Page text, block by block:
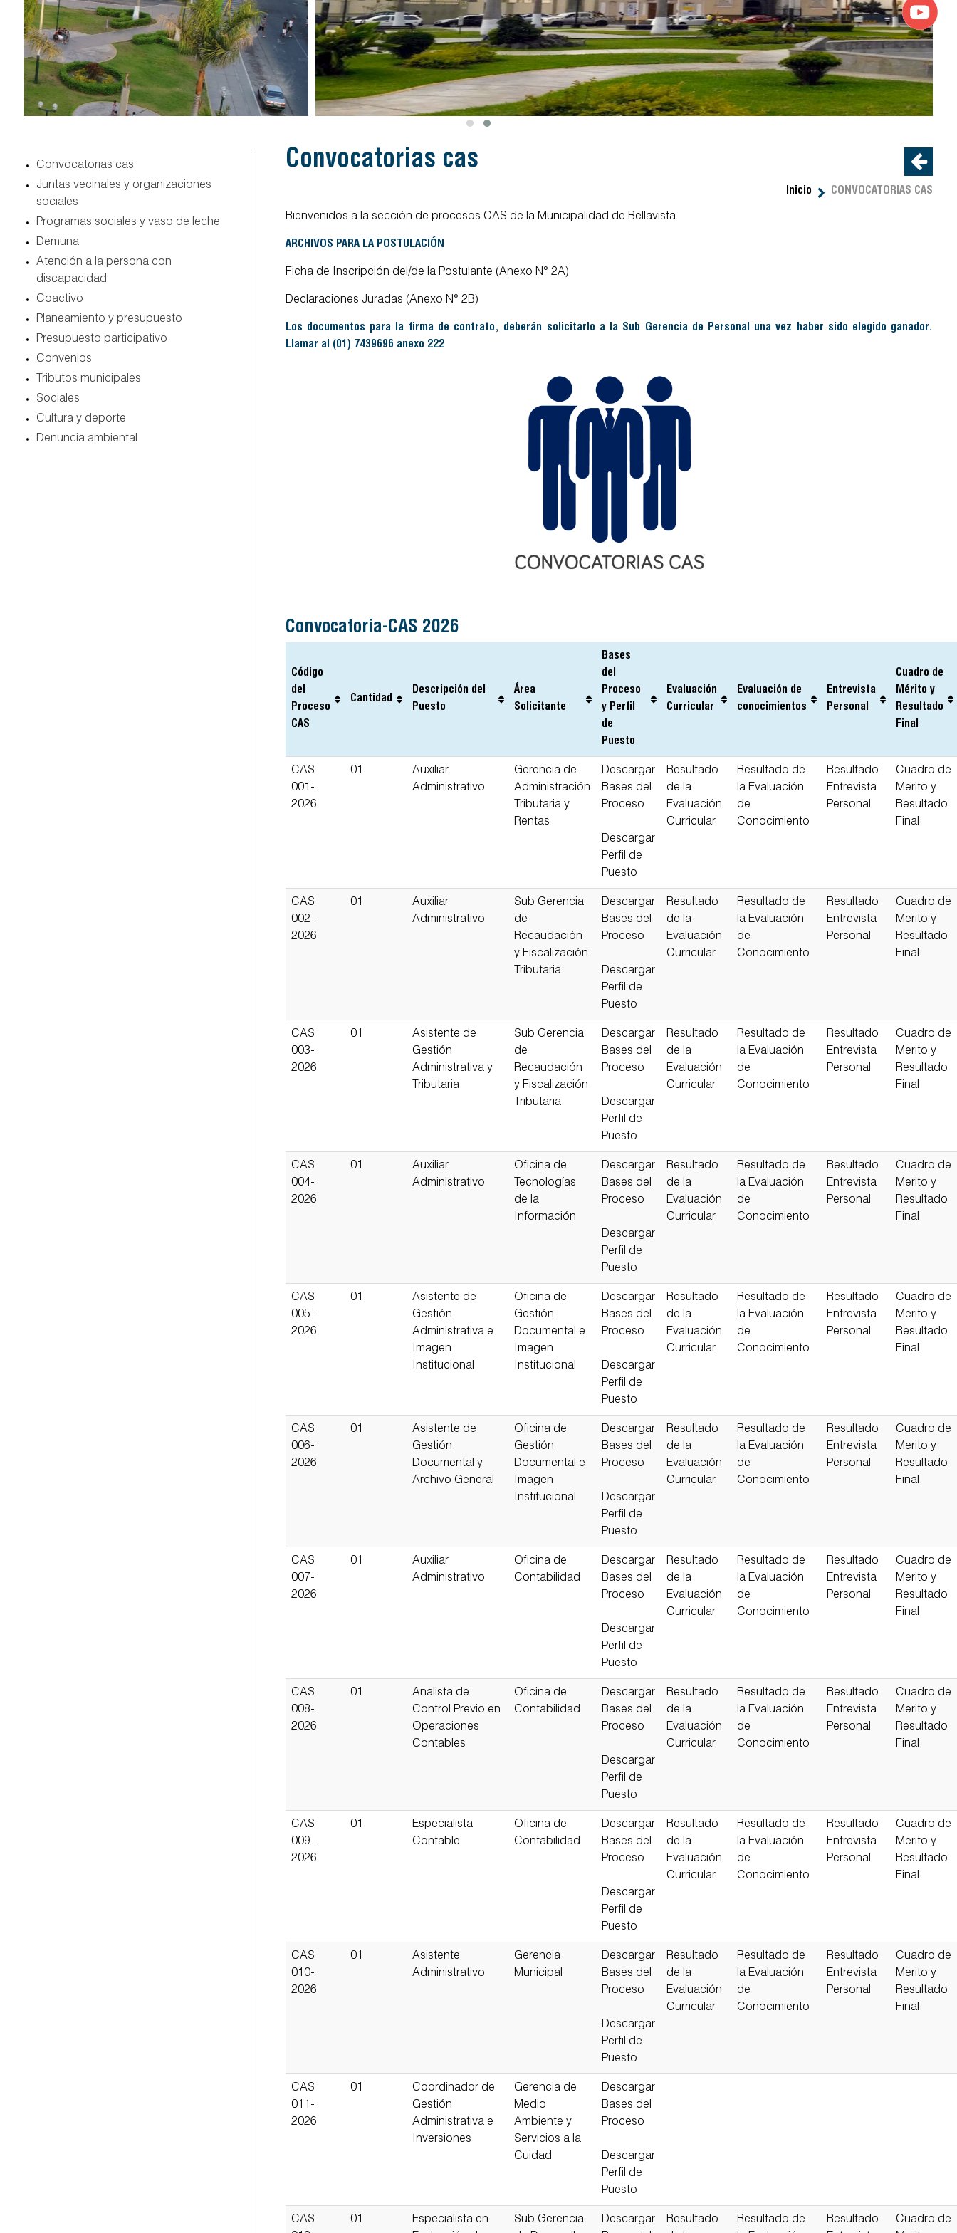
convocatorias cas
juntas vecinales y organizaciones
sociales
programas sociales y vaso de leche
demuna
atención a la persona con
discapacidad
coactivo
planeamiento y presupuesto
presupuesto participativo
convenios
tributos municipales
sociales
cultura y deporte
denuncia ambiental
convocatorias cas
Inicio CONVOCATORIAS CAS
Bienvenidos a la sección de procesos CAS de la Municipalidad de Bellavista.
ARCHIVOS PARA LA POSTULACIÓN
Ficha de Inscripción del/de la Postulante (Anexo N° 2A)
Declaraciones Juradas (Anexo N° 2B)
Los documentos para la firma de contrato, deberán solicitarlo a la Sub Gerencia de Personal una vez haber sido elegido ganador.
Llamar al (01) 7439696 anexo 222
Convocatoria-CAS 2026
Código
del
Proceso
CAS
Cantidad
Descripción del
Puesto
Área
Solicitante
Bases
del
Proceso
y Perfil
de
Puesto
Evaluación
Curricular
Evaluación de
conocimientos
Entrevista
Personal
Cuadro de
Mérito y
Resultado
Final
CAS
001-
2026
01
Auxiliar
Administrativo
Gerencia de
Administración
Tributaria y
Rentas
Descargar
Bases del
Proceso
Descargar
Perfil de
Puesto
Resultado
de la
Evaluación
Curricular
Resultado de
la Evaluación
de
Conocimiento
Resultado
Entrevista
Personal
Cuadro de
Merito y
Resultado
Final
CAS
002-
2026
01
Auxiliar
Administrativo
Sub Gerencia
de
Recaudación
y Fiscalización
Tributaria
Descargar
Bases del
Proceso
Descargar
Perfil de
Puesto
Resultado
de la
Evaluación
Curricular
Resultado de
la Evaluación
de
Conocimiento
Resultado
Entrevista
Personal
Cuadro de
Merito y
Resultado
Final
CAS
003-
2026
01
Asistente de
Gestión
Administrativa y
Tributaria
Sub Gerencia
de
Recaudación
y Fiscalización
Tributaria
Descargar
Bases del
Proceso
Descargar
Perfil de
Puesto
Resultado
de la
Evaluación
Curricular
Resultado de
la Evaluación
de
Conocimiento
Resultado
Entrevista
Personal
Cuadro de
Merito y
Resultado
Final
CAS
004-
2026
01
Auxiliar
Administrativo
Oficina de
Tecnologías
de la
Información
Descargar
Bases del
Proceso
Descargar
Perfil de
Puesto
Resultado
de la
Evaluación
Curricular
Resultado de
la Evaluación
de
Conocimiento
Resultado
Entrevista
Personal
Cuadro de
Merito y
Resultado
Final
CAS
005-
2026
01
Asistente de
Gestión
Administrativa e
Imagen
Institucional
Oficina de
Gestión
Documental e
Imagen
Institucional
Descargar
Bases del
Proceso
Descargar
Perfil de
Puesto
Resultado
de la
Evaluación
Curricular
Resultado de
la Evaluación
de
Conocimiento
Resultado
Entrevista
Personal
Cuadro de
Merito y
Resultado
Final
CAS
006-
2026
01
Asistente de
Gestión
Documental y
Archivo General
Oficina de
Gestión
Documental e
Imagen
Institucional
Descargar
Bases del
Proceso
Descargar
Perfil de
Puesto
Resultado
de la
Evaluación
Curricular
Resultado de
la Evaluación
de
Conocimiento
Resultado
Entrevista
Personal
Cuadro de
Merito y
Resultado
Final
CAS
007-
2026
01
Auxiliar
Administrativo
Oficina de
Contabilidad
Descargar
Bases del
Proceso
Descargar
Perfil de
Puesto
Resultado
de la
Evaluación
Curricular
Resultado de
la Evaluación
de
Conocimiento
Resultado
Entrevista
Personal
Cuadro de
Merito y
Resultado
Final
CAS
008-
2026
01
Analista de
Control Previo en
Operaciones
Contables
Oficina de
Contabilidad
Descargar
Bases del
Proceso
Descargar
Perfil de
Puesto
Resultado
de la
Evaluación
Curricular
Resultado de
la Evaluación
de
Conocimiento
Resultado
Entrevista
Personal
Cuadro de
Merito y
Resultado
Final
CAS
009-
2026
01
Especialista
Contable
Oficina de
Contabilidad
Descargar
Bases del
Proceso
Descargar
Perfil de
Puesto
Resultado
de la
Evaluación
Curricular
Resultado de
la Evaluación
de
Conocimiento
Resultado
Entrevista
Personal
Cuadro de
Merito y
Resultado
Final
CAS
010-
2026
01
Asistente
Administrativo
Gerencia
Municipal
Descargar
Bases del
Proceso
Descargar
Perfil de
Puesto
Resultado
de la
Evaluación
Curricular
Resultado de
la Evaluación
de
Conocimiento
Resultado
Entrevista
Personal
Cuadro de
Merito y
Resultado
Final
CAS
011-
2026
01
Coordinador de
Gestión
Administrativa e
Inversiones
Gerencia de
Medio
Ambiente y
Servicios a la
Cuidad
Descargar
Bases del
Proceso
Descargar
Perfil de
Puesto
CAS
01
Especialista en
Sub Gerencia
Descargar
Resultado
Resultado de
Resultado
Cuadro de